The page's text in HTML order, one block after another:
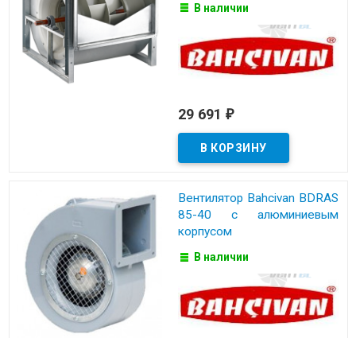
В наличии
29 691 ₽
Вентилятор Bahcivan BDRAS
85-40 с алюминиевым
корпусом
В наличии